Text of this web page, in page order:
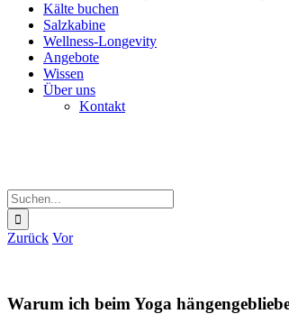
Kälte buchen
Salzkabine
Wellness-Longevity
Angebote
Wissen
Über uns
Kontakt
Suche
nach:
Zurück Vor
Warum ich beim Yoga